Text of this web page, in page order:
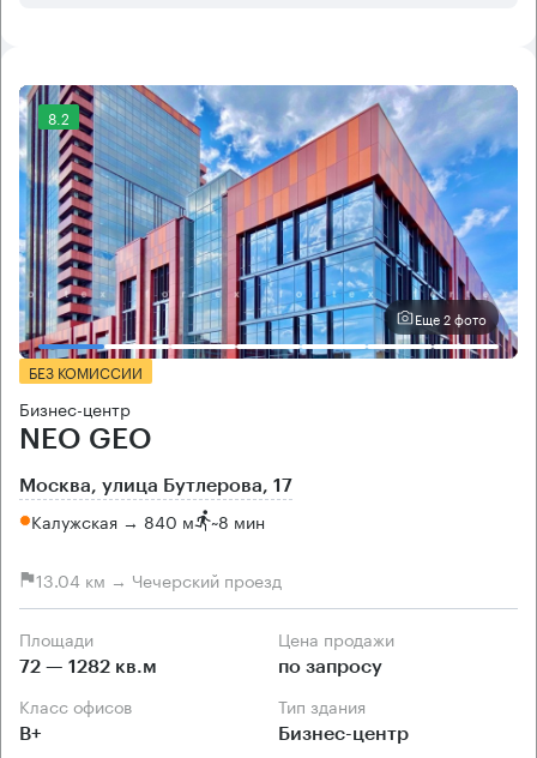
8.2
Еще 2 фото
БЕЗ КОМИССИИ
Бизнес-центр
NEO GEO
Москва, улица Бутлерова, 17
Калужская → 840 м ~8 мин
13.04 км → Чечерский проезд
Площади
72 — 1282 кв.м
Цена продажи
по запросу
Класс офисов
B+
Тип здания
Бизнес-центр